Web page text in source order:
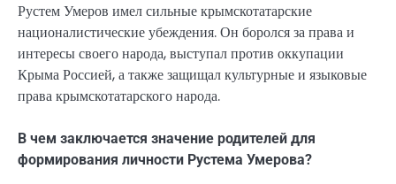
Рустем Умеров имел сильные крымскотатарские
националистические убеждения. Он боролся за права и
интересы своего народа, выступал против оккупации
Крыма Россией, а также защищал культурные и языковые
права крымскотатарского народа.
В чем заключается значение родителей для
формирования личности Рустема Умерова?